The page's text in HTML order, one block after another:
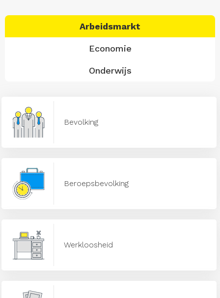
Arbeidsmarkt
Economie
Onderwijs
Bevolking
Beroepsbevolking
Werkloosheid